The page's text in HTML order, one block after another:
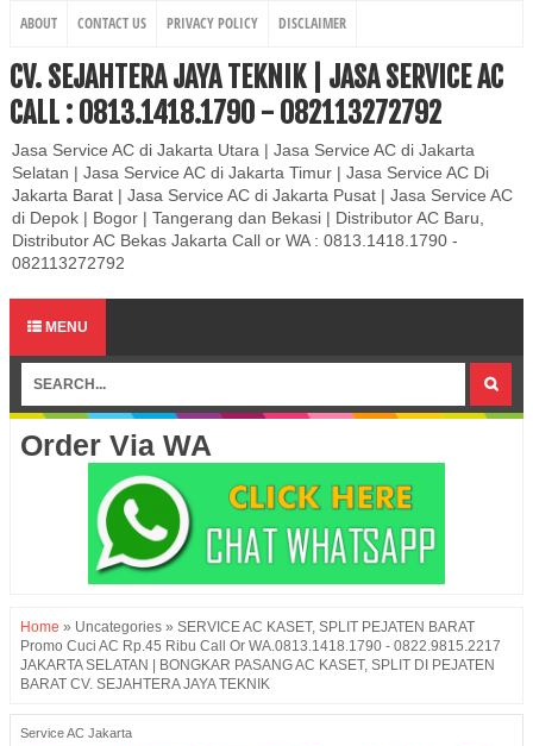
ABOUT CONTACT US PRIVACY POLICY DISCLAIMER
CV. SEJAHTERA JAYA TEKNIK | JASA SERVICE AC
CALL : 0813.1418.1790 - 082113272792
Jasa Service AC di Jakarta Utara | Jasa Service AC di Jakarta
Selatan | Jasa Service AC di Jakarta Timur | Jasa Service AC Di
Jakarta Barat | Jasa Service AC di Jakarta Pusat | Jasa Service AC
di Depok | Bogor | Tangerang dan Bekasi | Distributor AC Baru,
Distributor AC Bekas Jakarta Call or WA : 0813.1418.1790 -
082113272792
MENU
Order Via WA
Home » Uncategories » SERVICE AC KASET, SPLIT PEJATEN BARAT
Promo Cuci AC Rp.45 Ribu Call Or WA.0813.1418.1790 - 0822.9815.2217
JAKARTA SELATAN | BONGKAR PASANG AC KASET, SPLIT DI PEJATEN
BARAT CV. SEJAHTERA JAYA TEKNIK
Service AC Jakarta